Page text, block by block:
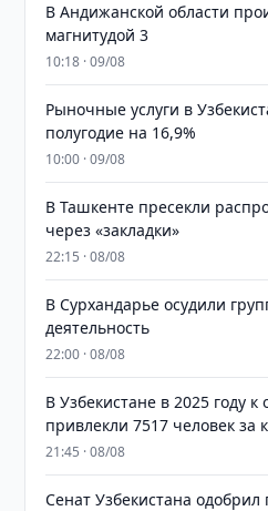
В Андижанской области
магнитудой 3
10:18 · 09/08
Рыночные услуги в
полугодие на 16,9%
10:00 · 09/08
В Ташкенте пресекли
через «закладки»
22:15 · 08/08
В Сурхандарье осудили
деятельность
22:00 · 08/08
В Узбекистане в 2025 году к
привлекли 7517 человек за
21:45 · 08/08
Сенат Узбекистана